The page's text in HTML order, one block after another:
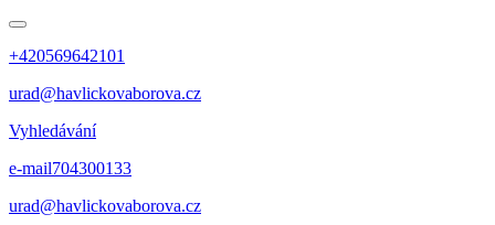
+420569642101
urad@havlickovaborova.cz
Vyhledávání
e-mail704300133
urad@havlickovaborova.cz